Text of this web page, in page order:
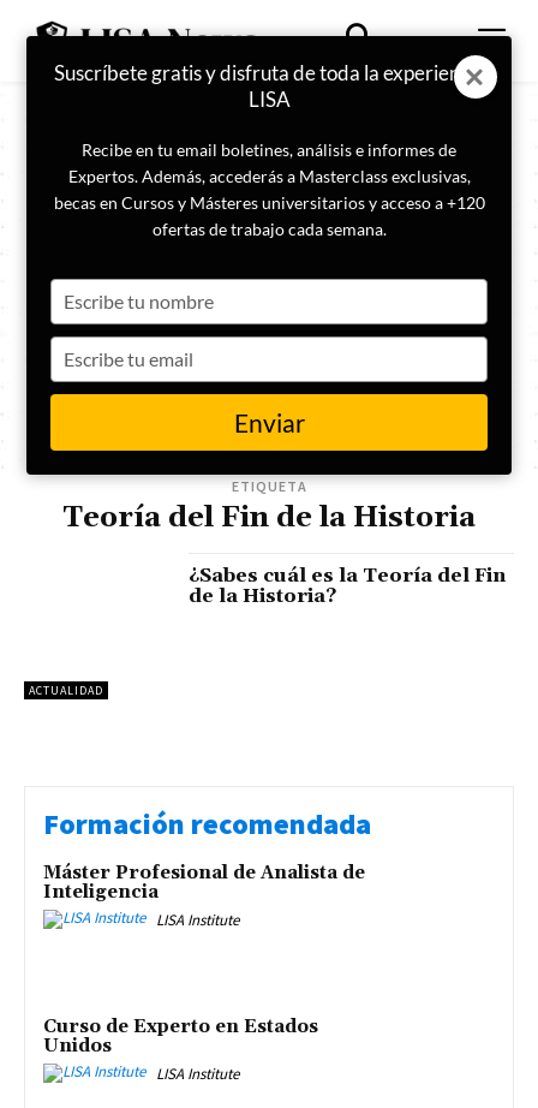
ETIQUETA
Teoría del Fin de la Historia
ACTUALIDAD
¿Sabes cuál es la Teoría del Fin
de la Historia?
Formación recomendada
Máster Profesional de Analista de
Inteligencia
LISA Institute
Curso de Experto en Estados
Unidos
LISA Institute
Suscríbete gratis y disfruta de toda la experiencia
LISA
Recibe en tu email boletines, análisis e informes de
Expertos. Además, accederás a Masterclass exclusivas,
becas en Cursos y Másteres universitarios y acceso a +120
ofertas de trabajo cada semana.
your
name
your
email
Enviar